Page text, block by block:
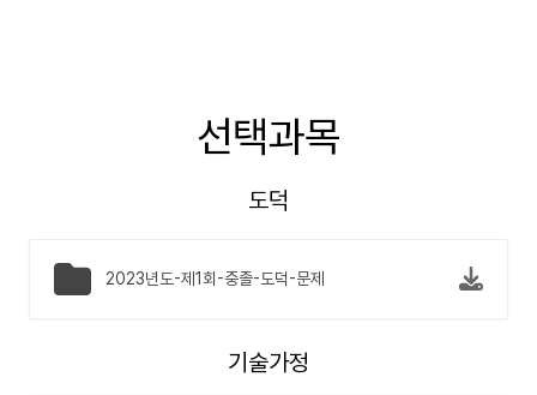
선택과목
도덕
2023년도-제1회-중졸-도덕-문제
기술가정